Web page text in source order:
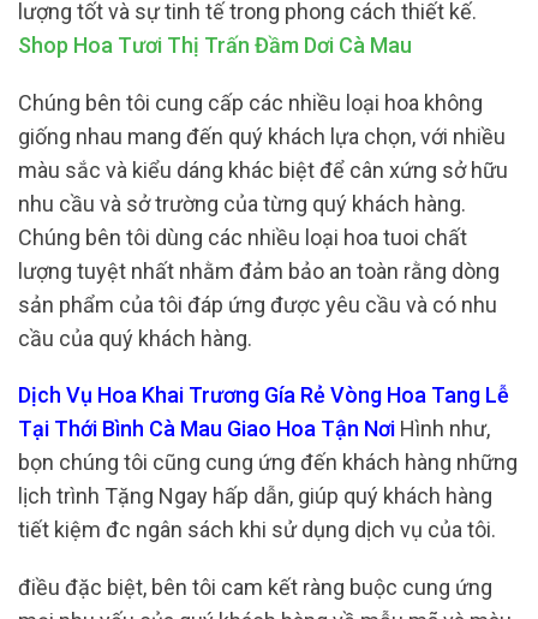
lượng tốt và sự tinh tế trong phong cách thiết kế.
Shop Hoa Tươi Thị Trấn Đầm Dơi Cà Mau
Chúng bên tôi cung cấp các nhiều loại hoa không
giống nhau mang đến quý khách lựa chọn, với nhiều
màu sắc và kiểu dáng khác biệt để cân xứng sở hữu
nhu cầu và sở trường của từng quý khách hàng.
Chúng bên tôi dùng các nhiều loại hoa tuoi chất
lượng tuyệt nhất nhằm đảm bảo an toàn rằng dòng
sản phẩm của tôi đáp ứng được yêu cầu và có nhu
cầu của quý khách hàng.
Dịch Vụ Hoa Khai Trương Gía Rẻ Vòng Hoa Tang Lễ
Tại Thới Bình Cà Mau Giao Hoa Tận Nơi Hình như,
bọn chúng tôi cũng cung ứng đến khách hàng những
lịch trình Tặng Ngay hấp dẫn, giúp quý khách hàng
tiết kiệm đc ngân sách khi sử dụng dịch vụ của tôi.
điều đặc biệt, bên tôi cam kết ràng buộc cung ứng